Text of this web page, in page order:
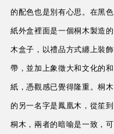
的配色也是別有心思。在黑色
紙外盒裡面是一個桐木製造的
木盒子，以禮品方式纏上裝飾
帶，並加上象徵大和文化的和
紙，憑觀感已覺得隆重。桐木
的另一名字是鳳凰木，從笙到
桐木，兩者的暗喻是一致，可